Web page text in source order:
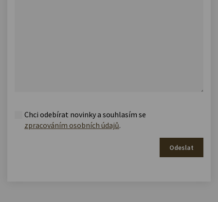
Chci odebírat novinky a souhlasím se
zpracováním osobních údajů.
Odeslat